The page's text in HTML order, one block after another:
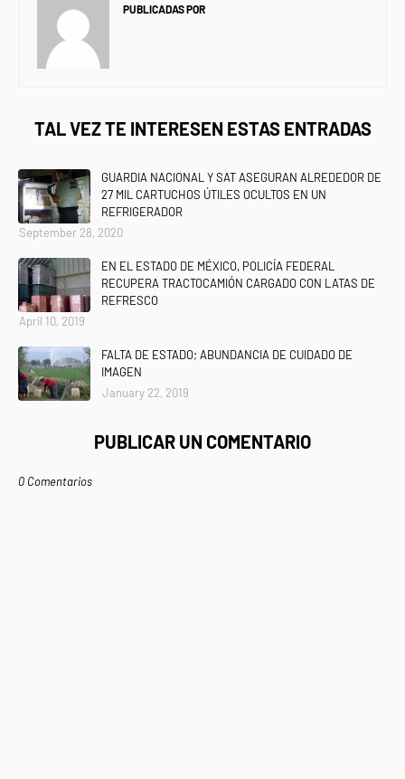
PUBLICADAS POR
TAL VEZ TE INTERESEN ESTAS ENTRADAS
GUARDIA NACIONAL Y SAT ASEGURAN ALREDEDOR DE
27 MIL CARTUCHOS ÚTILES OCULTOS EN UN
REFRIGERADOR
September 28, 2020
EN EL ESTADO DE MÉXICO, POLICÍA FEDERAL
RECUPERA TRACTOCAMIÓN CARGADO CON LATAS DE
REFRESCO
April 10, 2019
FALTA DE ESTADO; ABUNDANCIA DE CUIDADO DE
IMAGEN
January 22, 2019
PUBLICAR UN COMENTARIO
0 Comentarios